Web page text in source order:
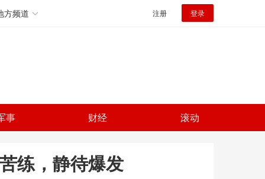
方频道 注册 登录
事 财经 滚动
练，静待爆发